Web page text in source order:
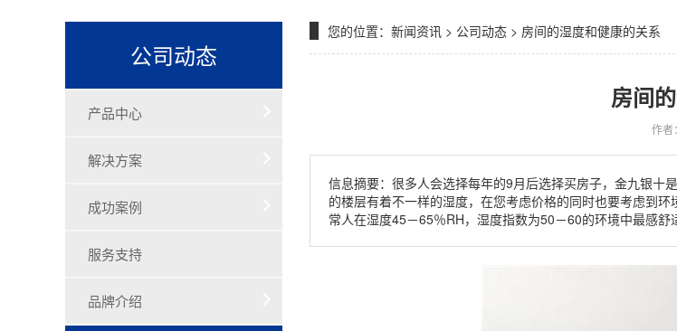
公司动态
产品中心
解决方案
成功案例
服务支持
品牌介绍
您的位置： 新闻资讯 > 公司动态 > 房间的湿度和健康的关系
房间
作者
信息摘要：很多人会选择每年的9月后选择买房子，金九银十
的楼层有着不一样的湿度，在您考虑价格的同时也要考虑到
常人在湿度45－65％RH，湿度指数为50－60的环境中最感